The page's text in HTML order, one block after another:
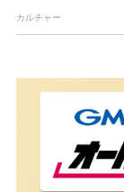
カルチャー